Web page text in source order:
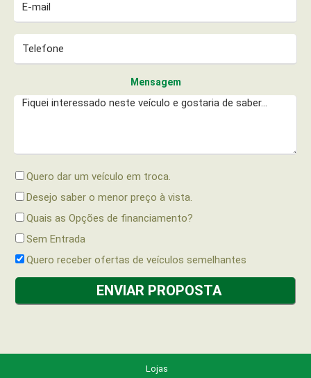
Mensagem
Quero dar um veículo em troca.
Desejo saber o menor preço à vista.
Quais as Opções de financiamento?
Sem Entrada
Quero receber ofertas de veículos semelhantes
Lojas